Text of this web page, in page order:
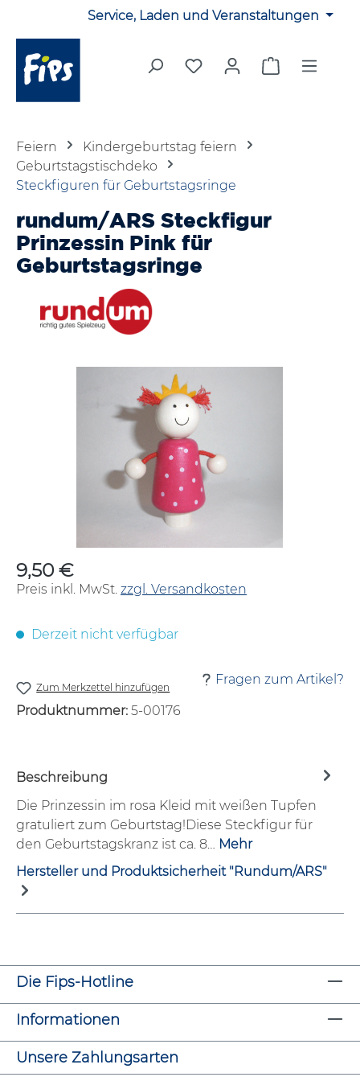
Zum Hauptinhalt springenService, Laden und Veranstaltungen
Du hast 0 Produkte auf
Warenkorb
Feiern
Kindergeburtstag feiern
Geburtstagstischdeko
Steckfiguren für Geburtstagsringe
rundum/ARS Steckfigur
Prinzessin Pink für
Geburtstagsringe
Bildergalerie überspringen
Regulärer Preis:
9,50 €
Preis inkl. MwSt. zzgl. Versandkosten
Derzeit nicht verfügbar
Zum Merkzettel hinzufügen
Fragen zum Artikel?
Produktnummer: 5-00176
Beschreibung
Die Prinzessin im rosa Kleid mit weißen Tupfen
gratuliert zum Geburtstag!Diese Steckfigur für
den Geburtstagskranz ist ca. 8… Mehr
Hersteller und Produktsicherheit "Rundum/ARS"
Die Fips-Hotline
Informationen
Unsere Zahlungsarten